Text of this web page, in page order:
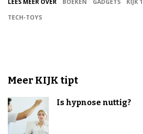
LEES MEER OVER BOEKEN GADGETS KIJK
TECH-TOYS
Meer KIJK tipt
Is hypnose nuttig?